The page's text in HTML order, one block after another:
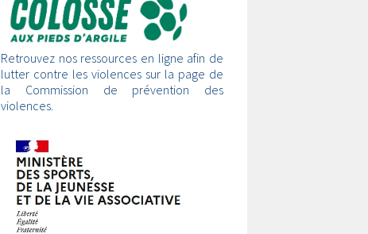
Retrouvez nos ressources en ligne afin de
lutter contre les violences sur la page de
la Commission de prévention des
violences.